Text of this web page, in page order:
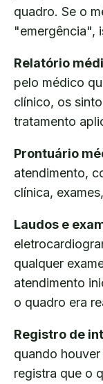
quadro. Se o
"emergência",
Relatório
pelo médico
clínico, os
tratamento
Prontuário
atendimento,
clínica,
Laudos e
qualquer
atendimento
o quadro era
Registro de
quando
registra que o